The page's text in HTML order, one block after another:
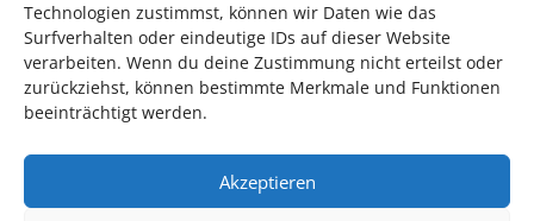
Technologien zustimmst, können wir Daten wie das
Surfverhalten oder eindeutige IDs auf dieser Website
verarbeiten. Wenn du deine Zustimmung nicht erteilst oder
zurückziehst, können bestimmte Merkmale und Funktionen
beeinträchtigt werden.
Akzeptieren
Auch dieses Jahr findet wieder das
Inhaber*innen freien Eintrittzu den Vorstellungen – 30